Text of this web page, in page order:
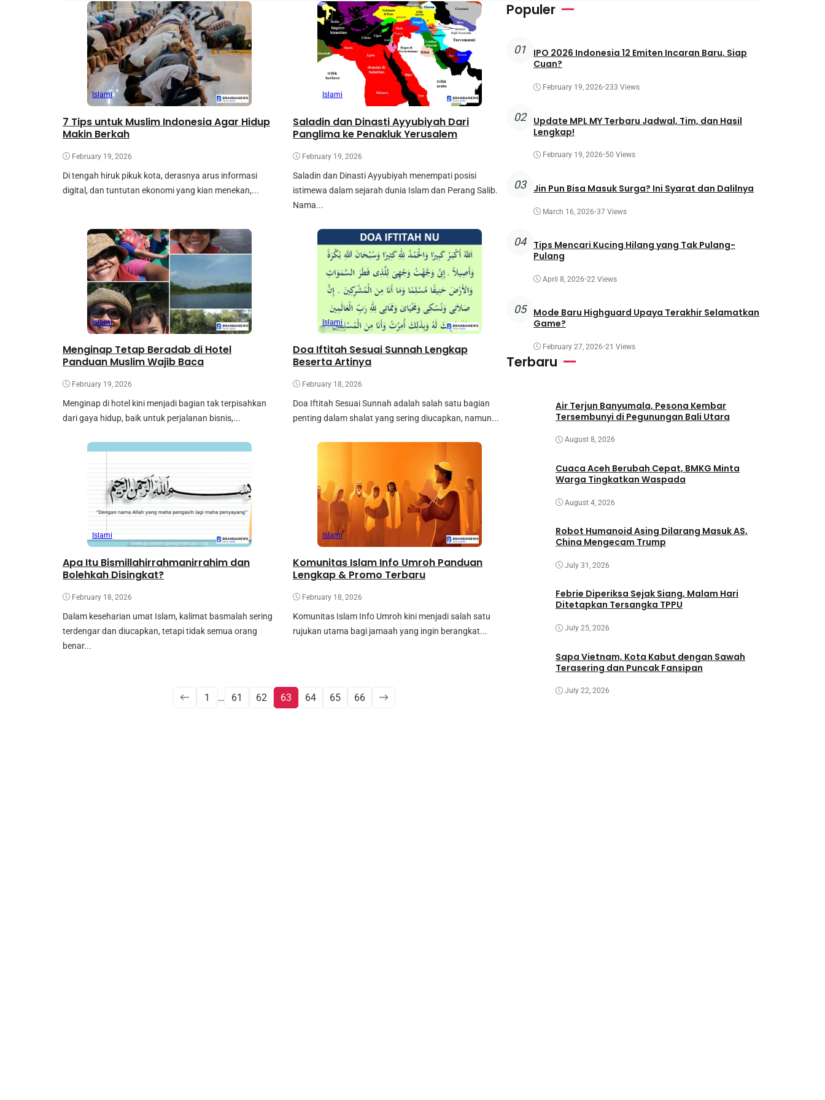
Islami
7 Tips untuk Muslim Indonesia Agar Hidup
Makin Berkah
February 19, 2026
Di tengah hiruk pikuk kota, derasnya arus informasi
digital, dan tuntutan ekonomi yang kian menekan,...
Islami
Saladin dan Dinasti Ayyubiyah Dari
Panglima ke Penakluk Yerusalem
February 19, 2026
Saladin dan Dinasti Ayyubiyah menempati posisi
istimewa dalam sejarah dunia Islam dan Perang Salib.
Nama...
Islami
Menginap Tetap Beradab di Hotel
Panduan Muslim Wajib Baca
February 19, 2026
Menginap di hotel kini menjadi bagian tak terpisahkan
dari gaya hidup, baik untuk perjalanan bisnis,...
Islami
Doa Iftitah Sesuai Sunnah Lengkap
Beserta Artinya
February 18, 2026
Doa Iftitah Sesuai Sunnah adalah salah satu bagian
penting dalam shalat yang sering diucapkan, namun...
Islami
Apa Itu Bismillahirrahmanirrahim dan
Bolehkah Disingkat?
February 18, 2026
Dalam keseharian umat Islam, kalimat basmalah sering
terdengar dan diucapkan, tetapi tidak semua orang
benar...
Islami
Komunitas Islam Info Umroh Panduan
Lengkap & Promo Terbaru
February 18, 2026
Komunitas Islam Info Umroh kini menjadi salah satu
rujukan utama bagi jamaah yang ingin berangkat...
1 … 61 62 63 64 65 66
Populer
01
IPO 2026 Indonesia 12 Emiten Incaran Baru, Siap
Cuan?
February 19, 2026•233 Views
02
Update MPL MY Terbaru Jadwal, Tim, dan Hasil
Lengkap!
February 19, 2026•50 Views
03 Jin Pun Bisa Masuk Surga? Ini Syarat dan Dalilnya
March 16, 2026•37 Views
04
Tips Mencari Kucing Hilang yang Tak Pulang-
Pulang
April 8, 2026•22 Views
05
Mode Baru Highguard Upaya Terakhir Selamatkan
Game?
February 27, 2026•21 Views
Terbaru
Air Terjun Banyumala, Pesona Kembar
Tersembunyi di Pegunungan Bali Utara
August 8, 2026
Cuaca Aceh Berubah Cepat, BMKG Minta
Warga Tingkatkan Waspada
August 4, 2026
Robot Humanoid Asing Dilarang Masuk AS,
China Mengecam Trump
July 31, 2026
Febrie Diperiksa Sejak Siang, Malam Hari
Ditetapkan Tersangka TPPU
July 25, 2026
Sapa Vietnam, Kota Kabut dengan Sawah
Terasering dan Puncak Fansipan
July 22, 2026